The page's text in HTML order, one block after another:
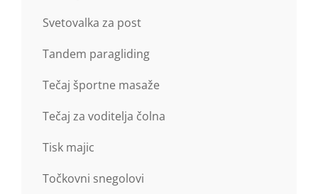
Svetovalka za post
Tandem paragliding
Tečaj športne masaže
Tečaj za voditelja čolna
Tisk majic
Točkovni snegolovi